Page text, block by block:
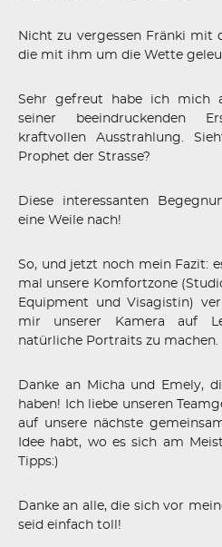
Nicht zu vergessen Fränki mit
die mit ihm um die Wette
Sehr gefreut habe ich mich
seiner beeindruckenden
kraftvollen Ausstrahlung.
Prophet der Strasse?
Diese interessanten
eine Weile nach!
So, und jetzt noch mein Fazit:
mal unsere Komfortzone
Equipment und Visagistin)
mir unserer Kamera auf
natürliche Portraits zu machen.
Danke an Micha und Emely,
haben! Ich liebe unseren
auf unsere nächste
Idee habt, wo es sich am
Tipps:)
Danke an alle, die sich vor
seid einfach toll!